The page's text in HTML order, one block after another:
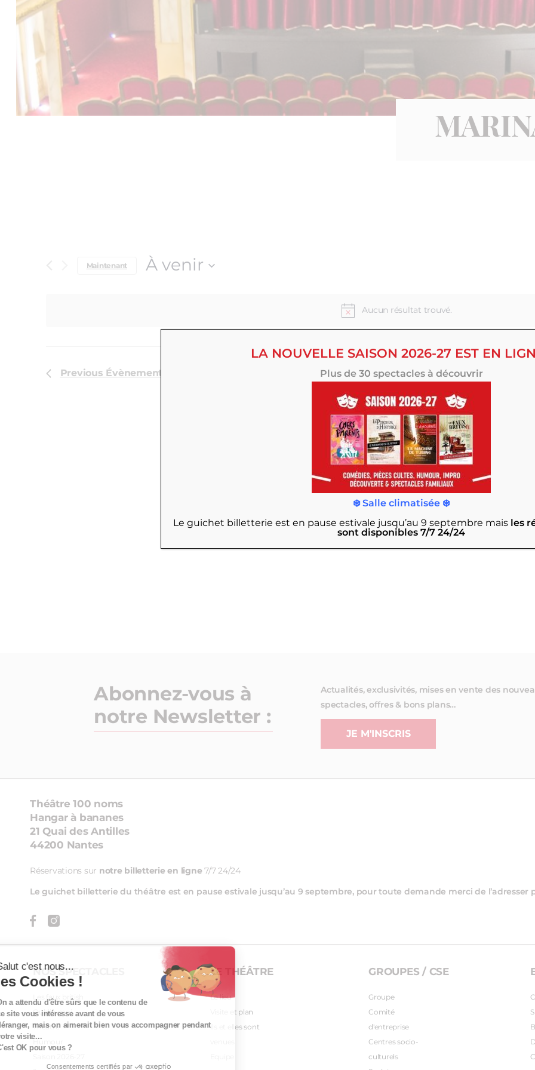
Aucun résultat trouvé.
Maintenant À venir
Previous Évènements
Abonnez-vous à
notre Newsletter :
Actualités, exclusivités, mises en vente des
spectacles, offres & bons plans…
JE M'INSCRIS
NOS SPECTACLES
Les faux british
Oublie-moi
Théâtre
LE THÉÂTRE
Le lieu
Visite et plan
Ils et elles sont
GROUPES / CSE
Groupe
Comité
d'entreprise
Centres socio-
culturels
Théâtre 100 noms
Hangar à bananes
21 Quai des Antilles
44200 Nantes
Réservations sur notre billetterie en ligne 7/7 24/24
Le guichet billetterie du théâtre est en pause estivale jusqu’au 9 septembre, pour toute demande merci de l’adresser
LA NOUVELLE SAISON 2026-27 EST EN
Plus de 30 spectacles à découvrir
❄️ Salle climatisée ❄️
Le guichet billetterie est en pause estivale jusqu’au 9 septembre maisles
sont disponibles 7/7 24/24
Salut c'est nous...
les Cookies !
On a attendu d'être sûrs que le contenu de
ce site vous intéresse avant de vous
déranger, mais on aimerait bien vous accompagner pendant
votre visite...
C'est OK pour vous ?
Consentements certifiés par